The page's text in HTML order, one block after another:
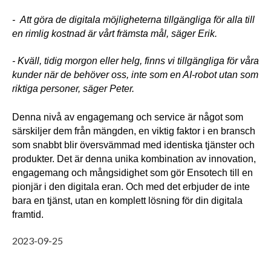
-  Att göra de digitala möjligheterna tillgängliga för alla till
en rimlig kostnad är vårt främsta mål, säger Erik.
- Kväll, tidig morgon eller helg, finns vi tillgängliga för våra
kunder när de behöver oss, inte som en AI-robot utan som
riktiga personer, säger Peter.
Denna nivå av engagemang och service är något som
särskiljer dem från mängden, en viktig faktor i en bransch
som snabbt blir översvämmad med identiska tjänster och
produkter. Det är denna unika kombination av innovation,
engagemang och mångsidighet som gör Ensotech till en
pionjär i den digitala eran. Och med det erbjuder de inte
bara en tjänst, utan en komplett lösning för din digitala
framtid.
2023-09-25